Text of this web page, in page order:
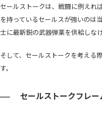
セールストークは、戦闘に例えれ
を持っているセールスが強いのは
士に最新鋭の武器弾薬を供給しな
そして、セールストークを考える
す。
セールストークフレ